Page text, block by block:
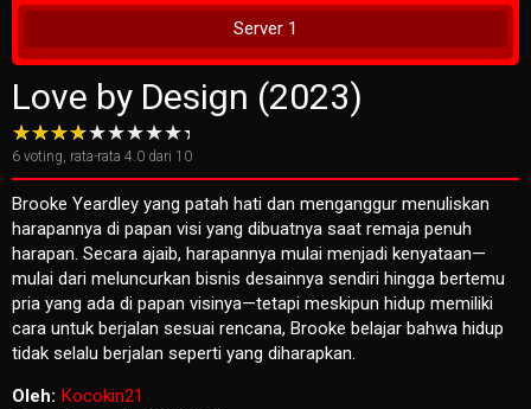
Server 1
Love by Design (2023)
6 voting, rata-rata 4.0 dari 10
Brooke Yeardley yang patah hati dan menganggur menuliskan
harapannya di papan visi yang dibuatnya saat remaja penuh
harapan. Secara ajaib, harapannya mulai menjadi kenyataan—
mulai dari meluncurkan bisnis desainnya sendiri hingga bertemu
pria yang ada di papan visinya—tetapi meskipun hidup memiliki
cara untuk berjalan sesuai rencana, Brooke belajar bahwa hidup
tidak selalu berjalan seperti yang diharapkan.
Oleh: Kocokin21